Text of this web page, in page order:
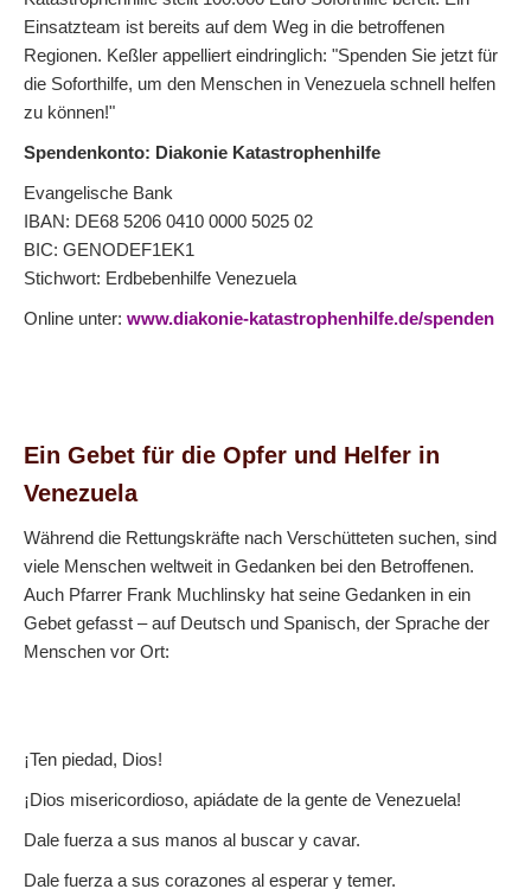
Einsatzteam ist bereits auf dem Weg in die betroffenen
Regionen. Keßler appelliert eindringlich: "Spenden Sie jetzt für
die Soforthilfe, um den Menschen in Venezuela schnell helfen
zu können!"
Spendenkonto: Diakonie Katastrophenhilfe
Evangelische Bank
IBAN: DE68 5206 0410 0000 5025 02
BIC: GENODEF1EK1
Stichwort: Erdbebenhilfe Venezuela
Online unter: www.diakonie-katastrophenhilfe.de/spenden
Ein Gebet für die Opfer und Helfer in
Venezuela
Während die Rettungskräfte nach Verschütteten suchen, sind
viele Menschen weltweit in Gedanken bei den Betroffenen.
Auch Pfarrer Frank Muchlinsky hat seine Gedanken in ein
Gebet gefasst – auf Deutsch und Spanisch, der Sprache der
Menschen vor Ort:
¡Ten piedad, Dios!
¡Dios misericordioso, apiádate de la gente de Venezuela!
Dale fuerza a sus manos al buscar y cavar.
Dale fuerza a sus corazones al esperar y temer.